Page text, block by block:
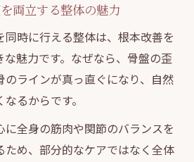
両立する整体の魅力
同時に行える整体は、根本改善を
魅力です。なぜなら、骨盤の歪
のラインが真っ直ぐになり、自然
るからです。
全身の筋肉や関節のバランスを
ため、部分的なケアではなく全体